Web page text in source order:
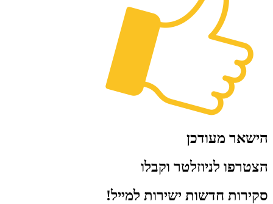
הישאר מעודכן
הצטרפו לניוזלטר וקבלו
סקירות חדשות ישירות למייל!